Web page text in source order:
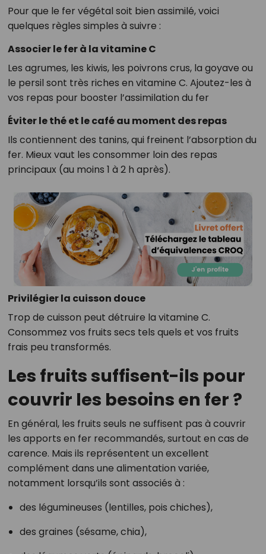
Pour que le fer végétal soit bien assimilé, voici
quelques règles simples à suivre :
Associer le fer à la vitamine C
Les agrumes, les kiwis, les poivrons crus, la goyave ou
le persil sont très riches en vitamine C. Ajoutez-les à
vos repas pour booster l’assimilation du fer
Éviter le thé et le café au moment des repas
Ils contiennent des tanins, qui freinent l’absorption du
fer. Mieux vaut les consommer loin des repas
principaux (au moins 1 à 2 h après).
Privilégier la cuisson douce
Trop de cuisson peut détruire la vitamine C.
Consommez vos fruits secs tels quels et vos fruits
frais peu transformés.
Les fruits suffisent-ils pour
couvrir les besoins en fer ?
En général, les fruits seuls ne suffisent pas à couvrir
les apports en fer recommandés, surtout en cas de
carence. Mais ils représentent un excellent
complément dans une alimentation variée,
notamment lorsqu’ils sont associés à :
des légumineuses (lentilles, pois chiches),
des graines (sésame, chia),